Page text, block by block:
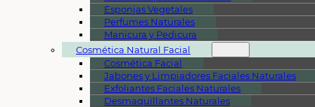
Esponjas Vegetales
Perfumes Naturales
Manicura y Pedicura
Cosmética Natural Facial
Cosmética Facial
Jabones y Limpiadores Faciales Naturales
Exfoliantes Faciales Naturales
Desmaquillantes Naturales